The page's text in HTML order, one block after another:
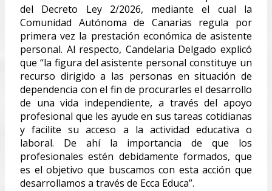
del Decreto Ley 2/2026, mediante el cual la
Comunidad Autónoma de Canarias regula por
primera vez la prestación económica de asistente
personal. Al respecto, Candelaria Delgado explicó
que “la figura del asistente personal constituye un
recurso dirigido a las personas en situación de
dependencia con el fin de procurarles el desarrollo
de una vida independiente, a través del apoyo
profesional que les ayude en sus tareas cotidianas
y facilite su acceso a la actividad educativa o
laboral. De ahí la importancia de que los
profesionales estén debidamente formados, que
es el objetivo que buscamos con esta acción que
desarrollamos a través de Ecca Educa”.